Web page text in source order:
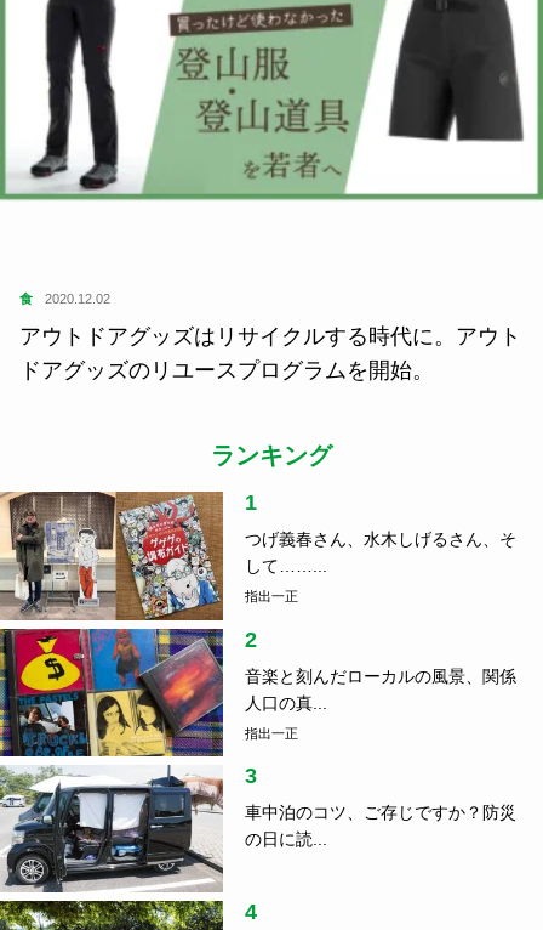
食 2020.12.02
アウトドアグッズはリサイクルする時代に。アウト
ドアグッズのリユースプログラムを開始。
ランキング
1
つげ義春さん、水木しげるさん、そ
して……...
指出一正
2
音楽と刻んだローカルの風景、関係
人口の真...
指出一正
3
車中泊のコツ、ご存じですか？防災
の日に読...
4